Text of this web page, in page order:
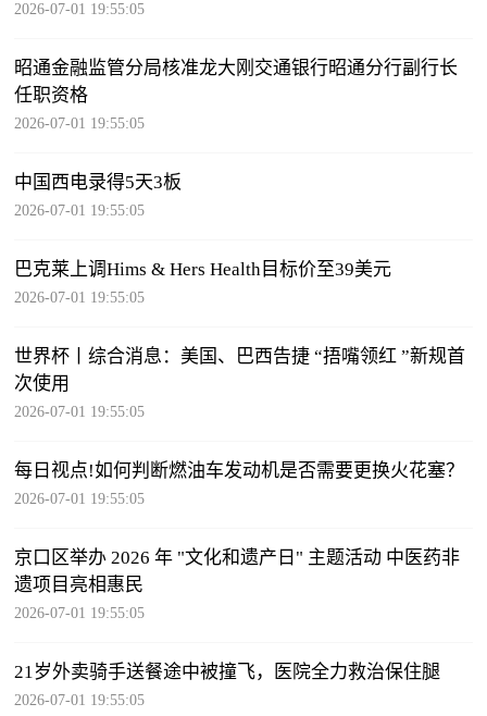
2026-07-01 19:55:05
昭通金融监管分局核准龙大刚交通银行昭通分行副行长
任职资格
2026-07-01 19:55:05
中国西电录得5天3板
2026-07-01 19:55:05
巴克莱上调Hims & Hers Health目标价至39美元
2026-07-01 19:55:05
世界杯丨综合消息：美国、巴西告捷 “捂嘴领红 ”新规首
次使用
2026-07-01 19:55:05
每日视点!如何判断燃油车发动机是否需要更换火花塞？
2026-07-01 19:55:05
京口区举办 2026 年 "文化和遗产日" 主题活动 中医药非
遗项目亮相惠民
2026-07-01 19:55:05
21岁外卖骑手送餐途中被撞飞，医院全力救治保住腿
2026-07-01 19:55:05